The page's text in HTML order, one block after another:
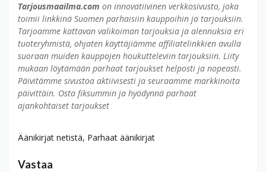
Tarjousmaailma.com on innovatiivinen verkkosivusto, joka
toimii linkkinä Suomen parhaisiin kauppoihin ja tarjouksiin.
Tarjoamme kattavan valikoiman tarjouksia ja alennuksia eri
tuoteryhmistä, ohjaten käyttäjiämme affiliatelinkkien avulla
suoraan muiden kauppojen houkutteleviin tarjouksiin. Liity
mukaan löytämään parhaat tarjoukset helposti ja nopeasti.
Päivitämme sivustoa aktiivisesti ja seuraamme markkinoita
päivittäin. Osta fiksummin ja hyödynnä parhaat
ajankohtaiset tarjoukset
Äänikirjat netistä, Parhaat äänikirjat
Vastaa